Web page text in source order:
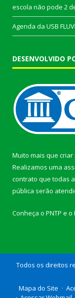
escola não pode 2
Agenda da USB
DESENVOLVIDO
Muito mais que criar
Realizamos uma
contrato que todas
pública serão
Conheça o PNTP e o
Todos os direitos
Mapa do Site